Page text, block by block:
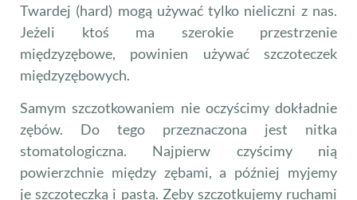
Twardej (hard) mogą używać tylko nieliczni z nas.
Jeżeli ktoś ma szerokie przestrzenie
międzyzębowe, powinien używać szczoteczek
międzyzębowych.
Samym szczotkowaniem nie oczyścimy dokładnie
zębów. Do tego przeznaczona jest nitka
stomatologiczna. Naj­pierw czyścimy nią
powierzchnie między zębami, a później myjemy
je szczoteczką i pastą. Zęby szczotkujemy ruchami